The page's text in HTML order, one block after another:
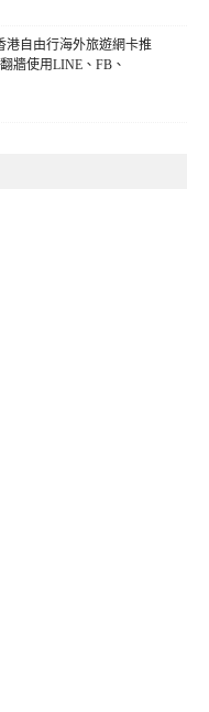
港自由行海外旅遊網卡推
牆使用LINE、FB、